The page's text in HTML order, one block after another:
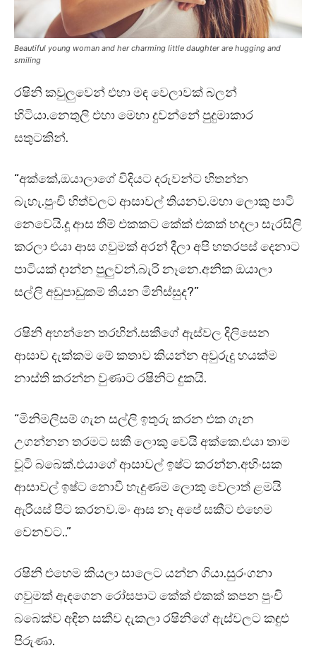
Beautiful young woman and her charming little daughter are hugging and
smiling
රෂිනි කවුලුවෙන් එහා මඳ වෙලාවක් බලන්
හිටියා.නෙතුලි එහා මෙහා දුවන්නේ පුදුමාකාර
සතුටකින්.
“අක්කේ,ඔයාලාගේ විදියට දරුවන්ට හිතන්න
බැහැ.පුංචි හිත්වලට ආසාවල් තියනව.මහා ලොකු පාටි
නෙවෙයි.දූ ආස තීම් එකකට කේක් එකක් හදලා සැරසිලි
කරලා එයා ආස ගවුමක් අරන් දීලා අපි හතරපස් දෙනාට
පාටියක් දාන්න පුලුවන්.බැරි නෑනෙ.අනික ඔයාලා
සල්ලි අඩුපාඩුකම් තියන මිනිස්සුද?”
රෂිනි අහන්නෙ තරහින්.සකීගේ ඇස්වල දිලිසෙන
ආසාව දැක්කම මේ කතාව කියන්න අවුරුදු හයක්ම
නාස්ති කරන්න වුණාට රෂිනිට දුකයි.
“මිනිමලිසම් ගැන සල්ලි ඉතුරු කරන එක ගැන
උගන්නන තරමට සකී ලොකු වෙයි අක්කෙ.එයා තාම
චූටි බබෙක්.එයාගේ ආසාවල් ඉෂ්ට කරන්න.අහිංසක
ආසාවල් ඉෂ්ට නොවී හැදුණම ලොකු වෙලාත් ළමයි
ඇරියස් පිට කරනව.මං ආස නෑ අපේ සකීට එහෙම
වෙනවට..”
රෂිනි එහෙම කියලා සාලෙට යන්න ගියා.සුරංගනා
ගවුමක් ඇඳගෙන රෝසපාට කේක් එකක් කපන පුංචි
බබෙක්ව අඳින සකීව දැකලා රෂිනිගේ ඇස්වලට කඳුළු
පිරුණා.